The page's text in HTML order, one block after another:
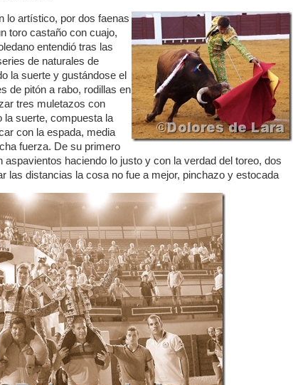
lo artístico, por dos faenas
toro castaño con cuajo,
entendió tras las
de naturales de
la suerte y gustándose el
de pitón a rabo, rodillas en
tres muletazos con
la suerte, compuesta la
con la espada, media
fuerza. De su primero
haciendo lo justo y con la verdad del toreo, dos
las distancias la cosa no fue a mejor, pinchazo y estocada